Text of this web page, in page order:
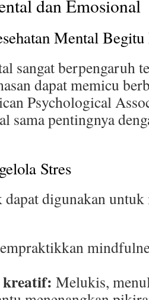
dan Emosional
Mental Begitu
sangat berpengaruh
dapat memicu
Psychological
sama pentingnya
Stres
digunakan untuk
kreatif: Melukis,